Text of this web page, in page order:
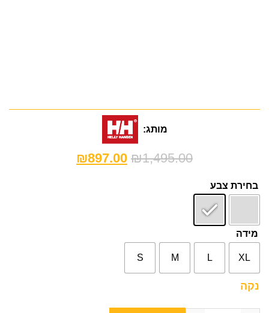
מותג:
₪1,495.00
₪897.00
בחירת צבע
מידה
XL
L
M
S
נקה